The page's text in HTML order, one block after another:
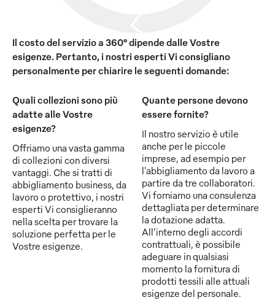
Il costo del servizio a 360° dipende dalle Vostre
esigenze. Pertanto, i nostri esperti Vi consigliano
personalmente per chiarire le seguenti domande:
Quali collezioni sono più
adatte alle Vostre
esigenze?
Offriamo una vasta gamma
di collezioni con diversi
vantaggi. Che si tratti di
abbigliamento business, da
lavoro o protettivo, i nostri
esperti Vi consiglieranno
nella scelta per trovare la
soluzione perfetta per le
Vostre esigenze.
Quante persone devono
essere fornite?
Il nostro servizio è utile
anche per le piccole
imprese, ad esempio per
l'abbigliamento da lavoro a
partire da tre collaboratori.
Vi forniamo una consulenza
dettagliata per determinare
la dotazione adatta.
All’interno degli accordi
contrattuali, è possibile
adeguare in qualsiasi
momento la fornitura di
prodotti tessili alle attuali
esigenze del personale.